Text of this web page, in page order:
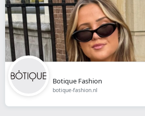
Botique Fashion
botique-fashion.nl